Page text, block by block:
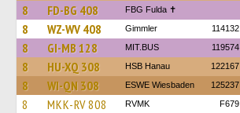
8 FD-BG 408 FBG Fulda ✝
8 WZ-WV 408 Gimmler 114132
8 GI-MB 128 MIT.BUS 119574
8 HU-XQ 308 HSB Hanau 122167
8 WI-QN 308 ESWE Wiesbaden 125237
8 MKK-RV 808 RVMK F679